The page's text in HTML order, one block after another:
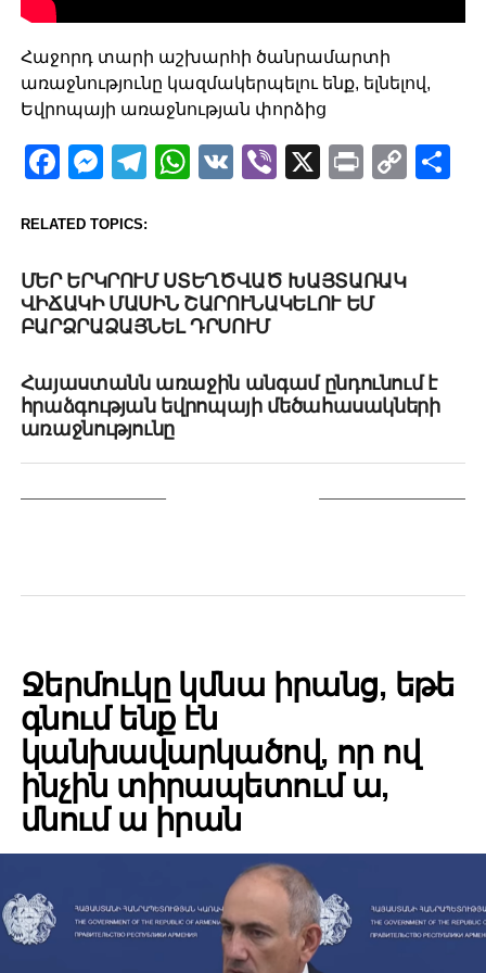
Հաջորդ տարի աշխարհի ծանրամարտի
առաջնությունը կազմակերպելու ենք, ելնելով,
Եվրոպայի առաջնության փորձից
Facebook
Messenger
Telegram
WhatsApp
VKViber
X PrintCopy
RELATED TOPICS:
ՄԵՐ ԵՐԿՐՈՒՄ ՍՏԵՂԾՎԱԾ ԽԱՅՏԱՌԱԿ
ՎԻՃԱԿԻ ՄԱՍԻՆ ՇԱՐՈՒՆԱԿԵԼՈՒ ԵՄ
ԲԱՐՁՐԱՁԱՅՆԵԼ ԴՐՍՈՒՄ
Հայաստանն առաջին անգամ ընդունում է
հրաձգության եվրոպայի մեծահասակների
առաջնությունը
Ջերմուկը կմնա իրանց, եթե
գնում ենք էն
կանխավարկածով, որ ով
ինչին տիրապետում ա,
մնում ա իրան